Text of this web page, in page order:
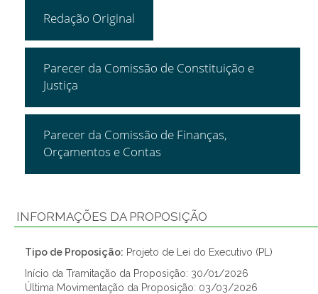
Redação Original
Parecer da Comissão de Constituição e
Justiça
Parecer da Comissão de Finanças,
Orçamentos e Contas
INFORMAÇÕES DA PROPOSIÇÃO
Tipo de Proposição: Projeto de Lei do Executivo (PL)
Início da Tramitação da Proposição: 30/01/2026
Última Movimentação da Proposição: 03/03/2026